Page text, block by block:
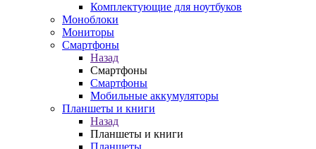
Комплектующие для ноутбуков
Моноблоки
Мониторы
Смартфоны
Назад
Смартфоны
Смартфоны
Мобильные аккумуляторы
Планшеты и книги
Назад
Планшеты и книги
Планшеты